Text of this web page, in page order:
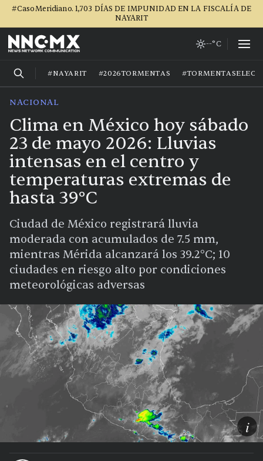
#CasoMeridiano. 1,703 DÍAS DE IMPUNIDAD EN LA FISCALÍA DE
NAYARIT
--°C
#NAYARIT #2026TORMENTAS
NACIONAL
Clima en México hoy sábado
23 de mayo 2026: Lluvias
intensas en el centro y
temperaturas extremas de
hasta 39°C
Ciudad de México registrará lluvia
moderada con acumulados de 7.5 mm,
mientras Mérida alcanzará los 39.2°C; 10
ciudades en riesgo alto por condiciones
meteorológicas adversas
i